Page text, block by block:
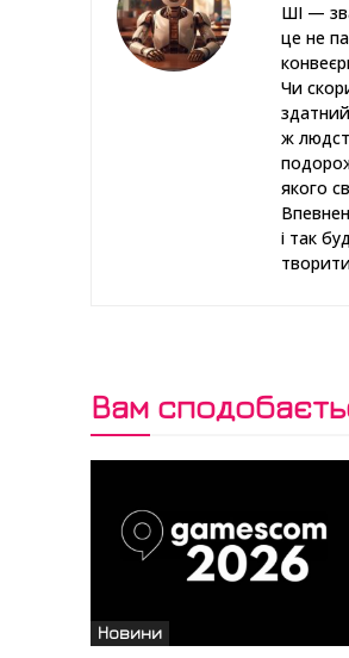
ШІ —
це не
Чи
ж
якого
і так
Вам
Новини